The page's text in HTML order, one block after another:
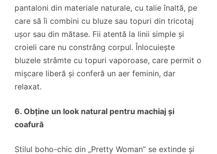
pantaloni din materiale naturale, cu talie înaltă, pe
care să îi combini cu bluze sau topuri din tricotaj
ușor sau din mătase. Fii atentă la linii simple și
croieli care nu constrâng corpul. Înlocuiește
bluzele strâmte cu topuri vaporoase, care permit o
mișcare liberă și conferă un aer feminin, dar
relaxat.
6. Obține un look natural pentru machiaj și
coafură
Stilul boho-chic din „Pretty Woman” se extinde și